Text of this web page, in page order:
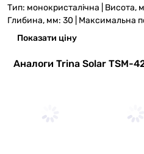
Тип: монокристалічна | Висота,
Глибина, мм: 30 | Максимальна
Показати ціну
Аналоги Trina Solar TSM-